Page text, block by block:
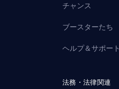
チャンス
ブースターたち
ヘルプ＆サポート
法務・法律関連